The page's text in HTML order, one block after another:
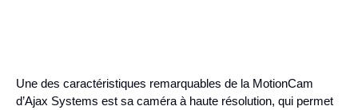
Une des caractéristiques remarquables de la MotionCam
d’Ajax Systems est sa caméra à haute résolution, qui permet